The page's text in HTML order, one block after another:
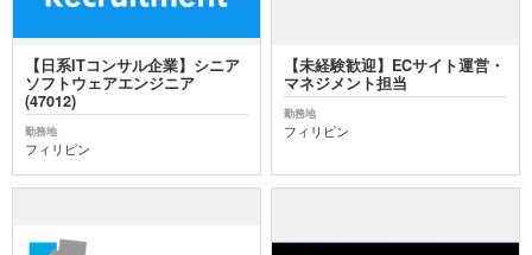
【日系ITコンサル企業】シニア
ソフトウェアエンジニア
(47012)
勤務地
フィリピン
【未経験歓迎】ECサイト運営・
マネジメント担当
勤務地
フィリピン